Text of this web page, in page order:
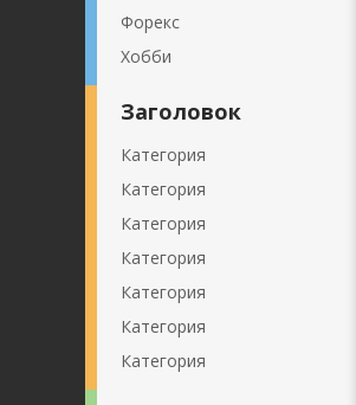
Форекс
Хобби
Заголовок
Категория
Категория
Категория
Категория
Категория
Категория
Категория